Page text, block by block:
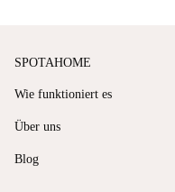
SPOTAHOME
Wie funktioniert es
Über uns
Blog